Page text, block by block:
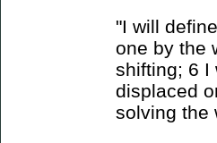
"I will
one by the
shifting; 6 I
displaced
solving the